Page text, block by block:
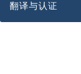
翻译与认证